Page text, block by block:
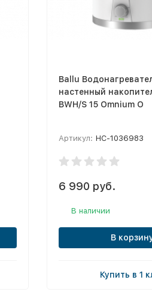
Ballu
настенный
BWH/S 15 Omnium O
Артикул: НС-1036983
6 990 руб.
В наличии
В
Купить в 1